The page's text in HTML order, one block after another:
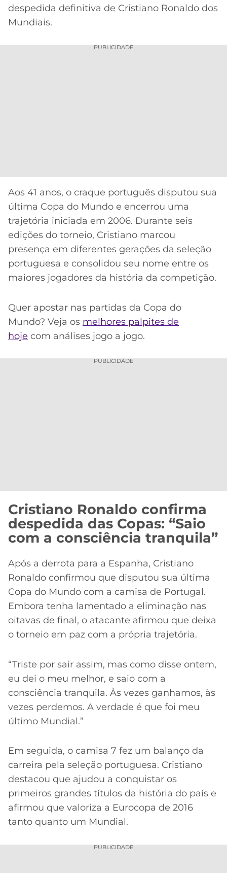
ATLÉTICO
MG
despedida definitiva de Cristiano Ronaldo dos
Mundiais.
PUBLICIDADE
Aos 41 anos, o craque português disputou sua
última Copa do Mundo e encerrou uma
trajetória iniciada em 2006. Durante seis
edições do torneio, Cristiano marcou
presença em diferentes gerações da seleção
portuguesa e consolidou seu nome entre os
maiores jogadores da história da competição.
Quer apostar nas partidas da Copa do
Mundo? Veja os melhores palpites de
hoje com análises jogo a jogo.
PUBLICIDADE
Cristiano Ronaldo confirma
despedida das Copas: “Saio
com a consciência tranquila”
Após a derrota para a Espanha, Cristiano
Ronaldo confirmou que disputou sua última
Copa do Mundo com a camisa de Portugal.
Embora tenha lamentado a eliminação nas
oitavas de final, o atacante afirmou que deixa
o torneio em paz com a própria trajetória.
“Triste por sair assim, mas como disse ontem,
eu dei o meu melhor, e saio com a
consciência tranquila. Às vezes ganhamos, às
vezes perdemos. A verdade é que foi meu
último Mundial.”
Em seguida, o camisa 7 fez um balanço da
carreira pela seleção portuguesa. Cristiano
destacou que ajudou a conquistar os
primeiros grandes títulos da história do país e
afirmou que valoriza a Eurocopa de 2016
tanto quanto um Mundial.
PUBLICIDADE